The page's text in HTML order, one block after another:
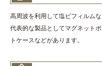
高周波を利用して塩ビフィルム
代表的な製品としてマグネット
トケースなどがあります。